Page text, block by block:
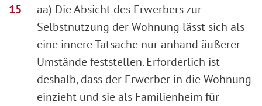
aa) Die Absicht des Erwerbers zur
Selbstnutzung der Wohnung lässt sich als
eine innere Tatsache nur anhand äußerer
Umstände feststellen. Erforderlich ist
deshalb, dass der Erwerber in die Wohnung
einzieht und sie als Familienheim für